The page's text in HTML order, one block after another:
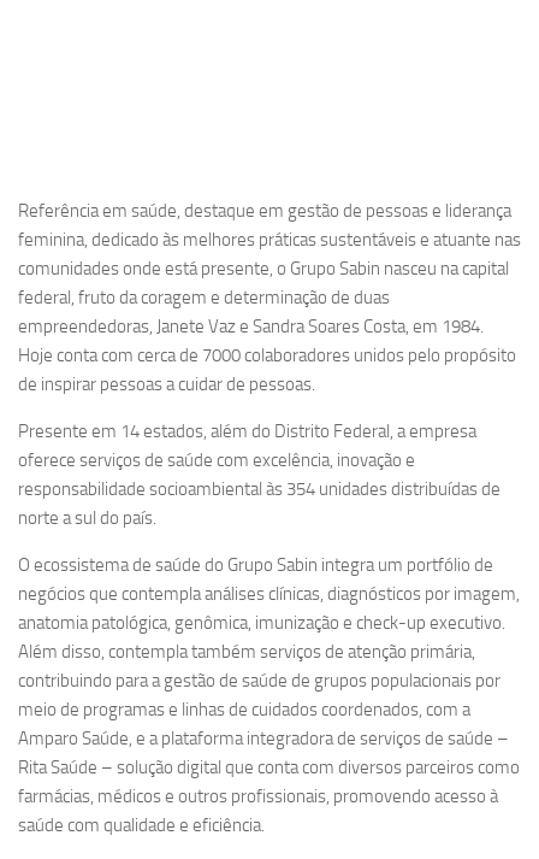
Referência em saúde, destaque em gestão de pessoas e liderança
feminina, dedicado às melhores práticas sustentáveis e atuante nas
comunidades onde está presente, o Grupo Sabin nasceu na capital
federal, fruto da coragem e determinação de duas
empreendedoras, Janete Vaz e Sandra Soares Costa, em 1984.
Hoje conta com cerca de 7000 colaboradores unidos pelo propósito
de inspirar pessoas a cuidar de pessoas.
Presente em 14 estados, além do Distrito Federal, a empresa
oferece serviços de saúde com excelência, inovação e
responsabilidade socioambiental às 354 unidades distribuídas de
norte a sul do país.
O ecossistema de saúde do Grupo Sabin integra um portfólio de
negócios que contempla análises clínicas, diagnósticos por imagem,
anatomia patológica, genômica, imunização e check-up executivo.
Além disso, contempla também serviços de atenção primária,
contribuindo para a gestão de saúde de grupos populacionais por
meio de programas e linhas de cuidados coordenados, com a
Amparo Saúde, e a plataforma integradora de serviços de saúde –
Rita Saúde – solução digital que conta com diversos parceiros como
farmácias, médicos e outros profissionais, promovendo acesso à
saúde com qualidade e eficiência.